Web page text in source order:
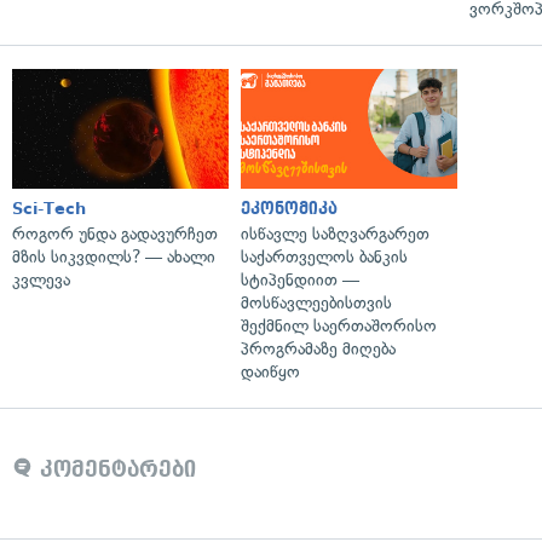
Sci-Tech
როგორ უნდა გადავურჩეთ
მზის სიკვდილს? — ახალი
კვლევა
ეკონომიკა
ისწავლე საზღვარგარეთ
საქართველოს ბანკის
სტიპენდიით —
მოსწავლეებისთვის
შექმნილ საერთაშორისო
პროგრამაზე მიღება
დაიწყო
კომენტარები